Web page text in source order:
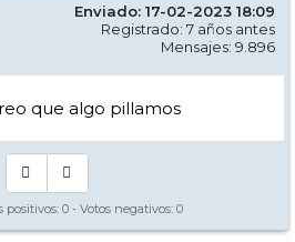
Enviado: 17-02-2023 18:09
Registrado: 7 años antes
Mensajes: 9.896
que algo pillamos
positivos: 0 - Votos negativos: 0